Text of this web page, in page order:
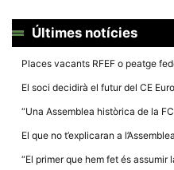
Últimes notícies
Places vacants RFEF o peatge
El soci decidirà el futur del CE
“Una Assemblea històrica de la
El que no t’explicaran a
“El primer que hem fet és assumir